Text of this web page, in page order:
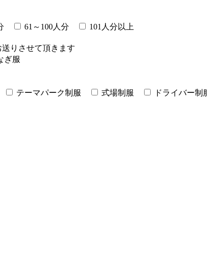
61～100人分
101人分以上
りさせて頂きます
ぎ服
テーマパーク制服 式場制服 ドライバー制